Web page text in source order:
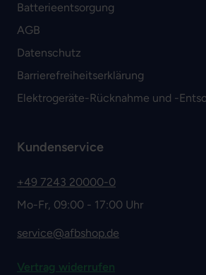
Batterieentsorgung
AGB
Datenschutz
Barrierefreiheitserklärung
Elektrogeräte-Rücknahme und -
Kundenservice
+49 7243 20000-0
Mo-Fr, 09:00 - 17:00 Uhr
service@afbshop.de
Vertrag widerrufen